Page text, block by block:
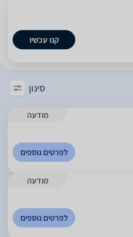
קנו עכשיו
סינון
מודעה
לפרטים נוספים
מודעה
לפרטים נוספים